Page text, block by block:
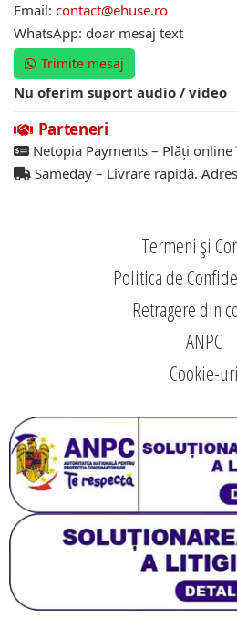
Email: contact@ehuse.ro
WhatsApp: doar mesaj text
Trimite mesaj
Nu oferim suport audio / video
Parteneri
Netopia Payments – Plăți
Sameday – Livrare rapidă.
Termeni și
Politica de
Retragere din
ANPC
Cookie-uri